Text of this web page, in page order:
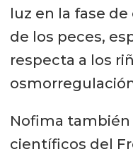
luz en la fase
de los peces,
respecta a los
Nofima también
científicos del